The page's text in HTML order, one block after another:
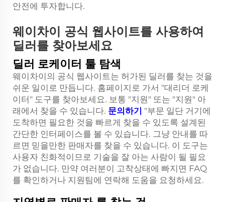
안전에 투자합니다.
웨이차이 공식 웹사이트를 사용하여
딜러를 찾아보세요
딜러 로케이터 툴 탐색
웨이차이의 공식 웹사이트는 허가된 딜러를 찾는 것을
쉬운 일이로 만듭니다. 홈페이지로 가서 "대리더 로케
이터" 도구를 찾아보세요. 보통 "지원" 또는 "지원" 아
래에서 찾을 수 있습니다. 문의하기 "부문 일단 거기에
도착하면 필요한 것을 빠르게 찾을 수 있도록 설계된
간단한 인터페이스를 볼 수 있습니다. 그냥 안내를 따
르면 믿을만한 판매자를 찾을 수 있습니다. 이 도구는
사용자 친화적이므로 기술을 잘 아는 사람이 될 필요
가 없습니다. 만약 여러분이 고착상태에 빠지면 FAQ
를 확인하거나 지원팀에 연락해 도움을 요청하세요.